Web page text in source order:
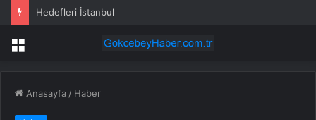
Hedefleri İstanbul
Menü
Anasayfa / Haber